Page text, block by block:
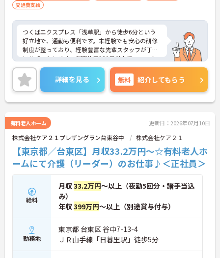
交通費支給
つくばエクスプレス「浅草駅」から徒歩6分という
好立地で、通勤も便利です。未経験でも安心の研修
制度が整っており、経験豊富な先輩スタッフが丁寧
にサポートします。年間休日120日以上で、ワーク
ライフバランスも重視。育児支援制度・介護支援制
度も充実しており、長く安心して働ける環境が整っ
ています。詳細は面談にてご説明させていただきま
すので、ぜひお気軽にご相談ください。
詳細を見る 無料 紹介してもらう
有料老人ホーム 更新日：2026年07月10日
株式会社ケア２１プレザングラン台東谷中 株式会社ケア２１
【東京都／台東区】月収33.2万円～☆有料老人ホ
ームにて介護（リーダー）のお仕事♪＜正社員＞
給料
月収33.2万円～以上（夜勤5回分・諸手当込
み）
年収399万円～以上（別途賞与付与）
勤務地
東京都 台東区 谷中7-13-4
ＪＲ山手線「日暮里駅」徒歩5分